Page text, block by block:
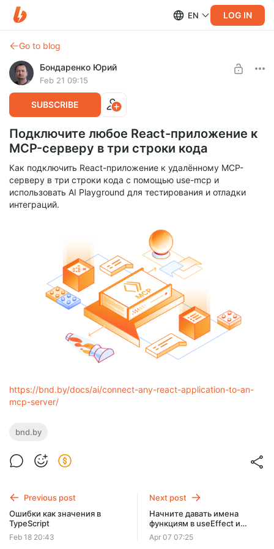
EN LOG IN
Go to blog
Бондаренко Юрий
Feb 21 09:15
SUBSCRIBE
Подключите любое React-приложение к
MCP-серверу в три строки кода
Как подключить React-приложение к удалённому MCP-
серверу в три строки кода с помощью use-mcp и
использовать AI Playground для тестирования и отладки
интеграций.
https://bnd.by/docs/ai/connect-any-react-application-to-an-
mcp-server/
bnd.by
Previous post
Ошибки как значения в
TypeScript
Feb 18 20:43
Next post
Начните давать имена
функциям в useEffect и
потом скажете себе
спасибо¶
Apr 07 07:25